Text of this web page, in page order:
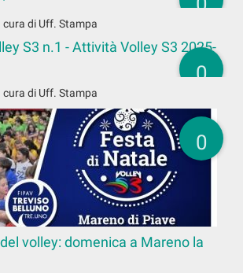
cura di Uff. Stampa
0
S3 n.1 - Attività Volley S3 2025-
cura di Uff. Stampa
0
volley: domenica a Mareno la